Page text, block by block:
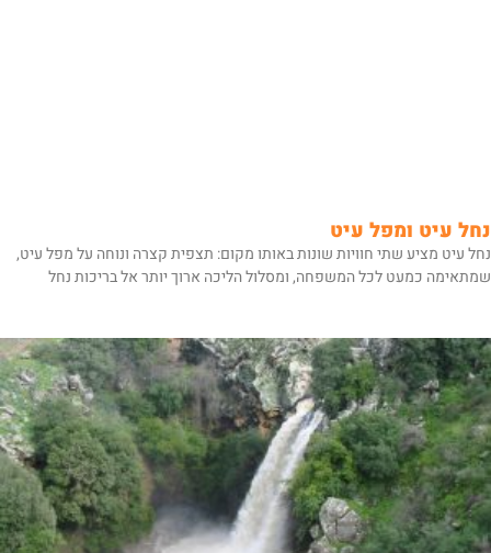
נחל עיט ומפל עיט
נחל עיט מציע שתי חוויות שונות באותו מקום: תצפית קצרה ונוחה על מפל עיט,
שמתאימה כמעט לכל המשפחה, ומסלול הליכה ארוך יותר אל בריכות נחל